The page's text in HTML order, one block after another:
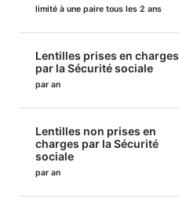
limité à une paire tous les 2 ans
Lentilles prises en charges
par la Sécurité sociale
par an
Lentilles non prises en
charges par la Sécurité
sociale
par an